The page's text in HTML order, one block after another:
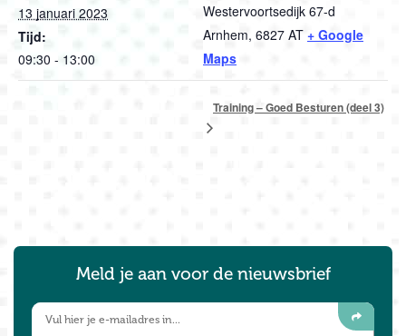
13 januari 2023
Tijd:
09:30 - 13:00
Westervoortsedijk 67-d
Arnhem, 6827 AT + Google
Maps
Training – Goed Besturen (deel 3)
Meld je aan voor de nieuwsbrief